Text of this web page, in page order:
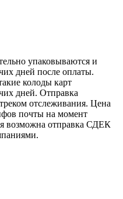
упаковываются и
дней после оплаты.
колоды карт
дней. Отправка
отслеживания. Цена
почты на момент
возможна отправка СДЕК